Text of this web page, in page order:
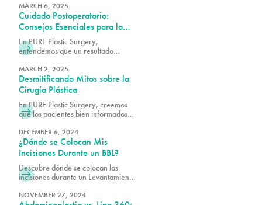
sea lo más productiva posible.
MARCH 6, 2025
Cuidado Postoperatorio:
Consejos Esenciales para la
Recuperación
En PURE Plastic Surgery,
entendemos que un resultado
excelencia quirúrgica, sino también
del adecuado cuidado
postoperatorio.
MARCH 2, 2025
Desmitificando Mitos sobre la
Cirugía Plástica
En PURE Plastic Surgery, creemos
que los pacientes bien informados
objetivos estéticos.
DECEMBER 6, 2024
¿Dónde se Colocan Mis
Incisiones Durante un BBL?
Descubre dónde se colocan las
incisiones durante un Levantamiento
diseñado para cicatrices mínimas y
NOVEMBER 27, 2024